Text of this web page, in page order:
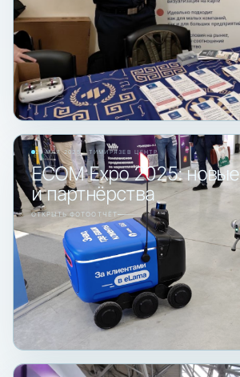
21 МАЯ 2025 · ТИМИРЯЗЕВ ЦЕНТР
ECOM Expo 2025:
и партнёрства
ОТКРЫТЬ ФОТООТЧЁТ